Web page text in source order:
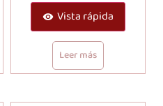
Vista rápida
Leer más